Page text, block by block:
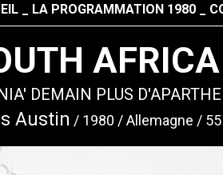
LA PROGRAMMATION 1980
DEMAIN PLUS
Austin 1980 Allemagne